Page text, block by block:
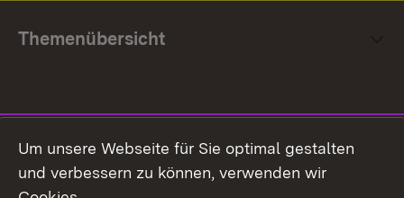
Themenübersicht
Facebook
Um unsere Webseite für Sie optimal gestalten
und verbessern zu können, verwenden wir